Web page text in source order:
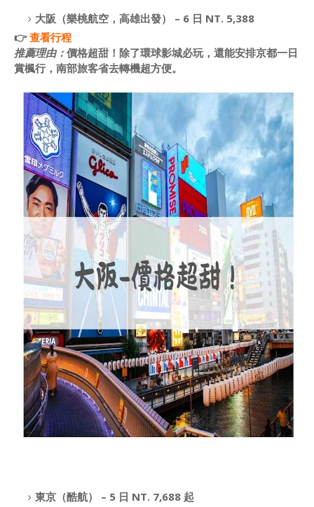
大阪（樂桃航空，高雄出發） – 6 日 NT. 5,388
👉查看行程
推薦理由： 價格超甜！除了環球影城必玩，還能安排京都一日
賞楓行，南部旅客省去轉機超方便。
東京（酷航） – 5 日 NT. 7,688 起